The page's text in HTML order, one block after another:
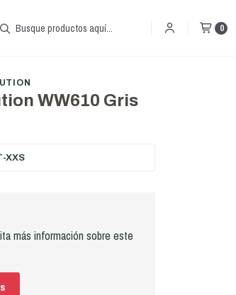
0
WW610 Gris
XXS
más información sobre este